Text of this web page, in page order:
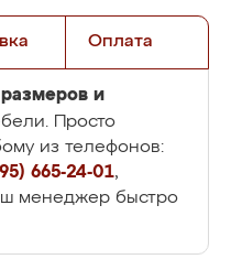
Оплата
размеров и
Просто
из телефонов:
665-24-01,
менеджер быстро